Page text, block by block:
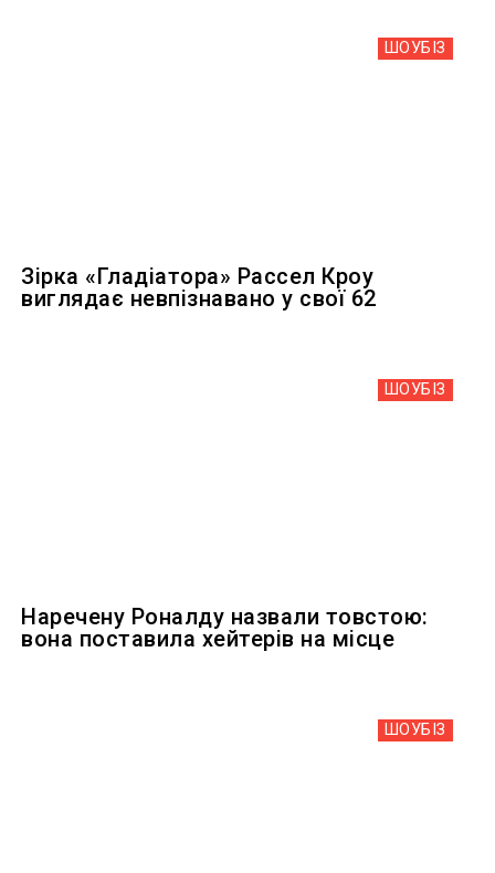
ШОУБIЗ
Зірка «Гладіатора» Рассел Кроу
виглядає невпізнавано у свої 62
ШОУБIЗ
Наречену Роналду назвали товстою:
вона поставила хейтерів на місце
ШОУБIЗ